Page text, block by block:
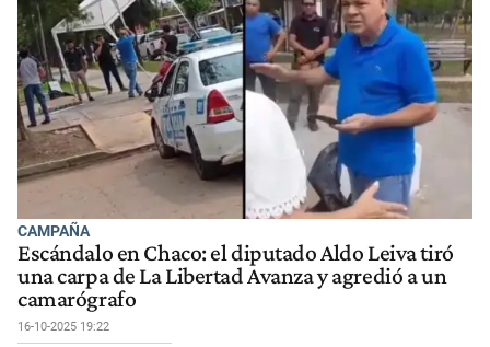
CAMPAÑA
Escándalo en Chaco: el diputado Aldo Leiva tiró
una carpa de La Libertad Avanza y agredió a un
camarógrafo
16-10-2025 19:22